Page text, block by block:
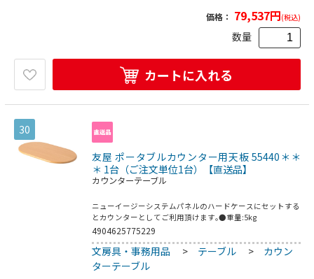
価格： 79,537円(税込)
数量
カートに入れる
30
友屋 ポータブルカウンター用天板 55440＊＊
＊ 1台（ご注文単位1台）【直送品】
カウンターテーブル
ニューイージーシステムパネルのハードケースにセットする
とカウンターとしてご利用頂けます｡●重量:5kg
4904625775229
文房具・事務用品 > テーブル > カウン
ターテーブル